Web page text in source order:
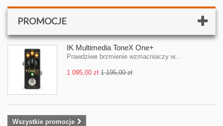
PROMOCJE
IK Multimedia ToneX One+
Prawdziwe brzmienie wzmacniaczy w...
1 095,00 zł 1 195,00 zł
Wszystkie promocje